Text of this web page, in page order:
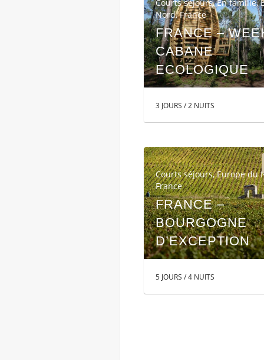
Courts séjours,En famille,
Nord,France
FRANCE –
CABANE
ECOLOGIQUE
3 JOURS / 2 NUITS
Courts séjours,Europe du
France
FRANCE –
BOURGOGNE
D’EXCEPTION
5 JOURS / 4 NUITS